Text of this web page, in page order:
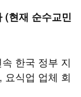
(현재 순수교민
한국 정부 지
요식업 업체 회